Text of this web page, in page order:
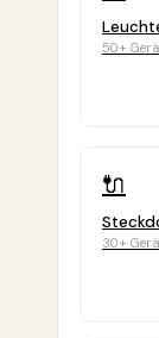
50+
🔌
30+